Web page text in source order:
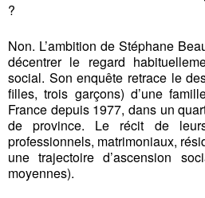
?
Non. L’ambition de Stéphane
décentrer le regard
social. Son enquête retrace le
filles, trois garçons) d’une
France depuis 1977, dans un
de province. Le récit de
professionnels, matrimoniaux,
une trajectoire d’ascension
moyennes).